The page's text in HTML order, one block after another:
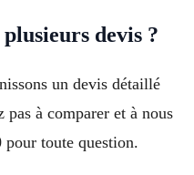
devis ?
un devis détaillé
pas à comparer et à nous
pour toute question.